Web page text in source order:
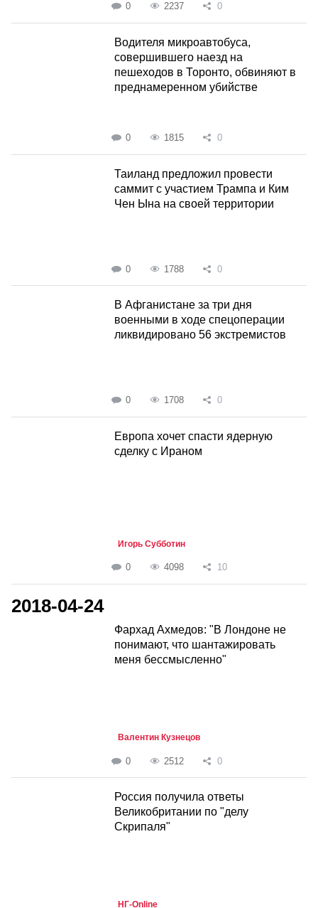
0 2237 0
Водителя микроавтобуса,
совершившего наезд на
пешеходов в Торонто, обвиняют в
преднамеренном убийстве
0 1815 0
Таиланд предложил провести
саммит с участием Трампа и Ким
Чен Ына на своей территории
0 1788 0
В Афганистане за три дня
военными в ходе спецоперации
ликвидировано 56 экстремистов
0 1708 0
Европа хочет спасти ядерную
сделку с Ираном
Игорь Субботин
0 4098 10
2018-04-24
Фархад Ахмедов: "В Лондоне не
понимают, что шантажировать
меня бессмысленно"
Валентин Кузнецов
0 2512 0
Россия получила ответы
Великобритании по "делу
Скрипаля"
НГ-Online